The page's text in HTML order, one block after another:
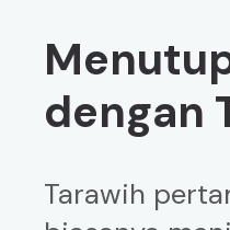
dengan
Tarawih